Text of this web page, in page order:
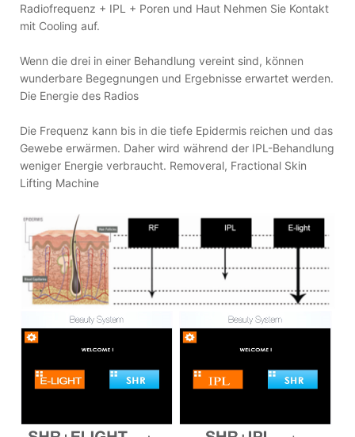
Radiofrequenz + IPL + Poren und Haut Nehmen Sie Kontakt
mit Cooling auf.
Wenn die drei in einer Behandlung vereint sind, können
wunderbare Begegnungen und Ergebnisse erwartet werden.
Die Energie des Radios
Die Frequenz kann bis in die tiefe Epidermis reichen und das
Gewebe erwärmen. Daher wird während der IPL-Behandlung
weniger Energie verbraucht. Removeral, Fractional Skin
Lifting Machine